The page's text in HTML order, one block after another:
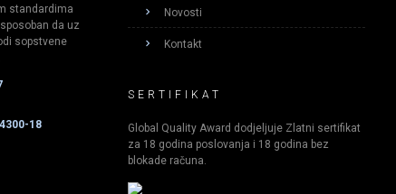
standardima
da uz
sopstvene
18
Novosti
Kontakt
SERTIFIKAT
Global Quality Award dodjeljuje Zlatni sertifikat
za 18 godina poslovanja i 18 godina bez
blokade računa.